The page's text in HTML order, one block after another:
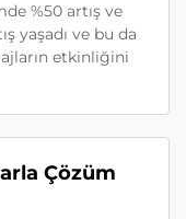
%50 artış ve
yaşadı ve bu da
etkinliğini
Çözüm